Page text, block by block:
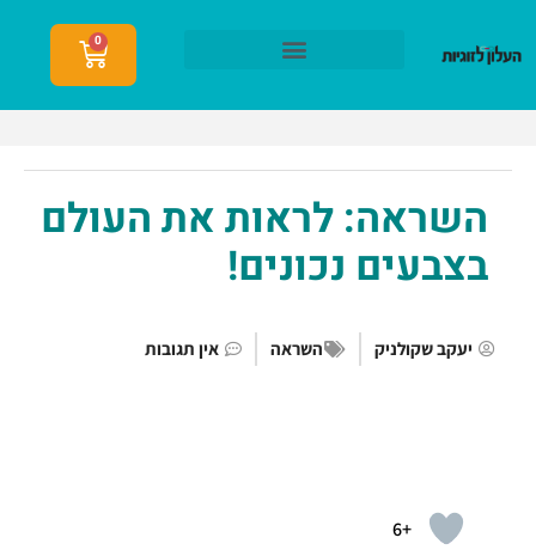
0
השראה: לראות את העולם
בצבעים נכונים!
יעקב שקולניק השראה אין תגובות
+6